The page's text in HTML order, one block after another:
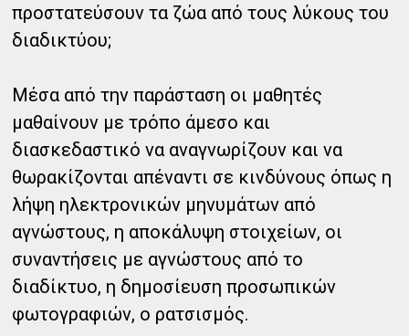
προστατεύσουν τα ζώα από τους λύκους του
διαδικτύου;
Μέσα από την παράσταση οι μαθητές
μαθαίνουν με τρόπο άμεσο και
διασκεδαστικό να αναγνωρίζουν και να
θωρακίζονται απέναντι σε κινδύνους όπως η
λήψη ηλεκτρονικών μηνυμάτων από
αγνώστους, η αποκάλυψη στοιχείων, οι
συναντήσεις με αγνώστους από το
διαδίκτυο, η δημοσίευση προσωπικών
φωτογραφιών, ο ρατσισμός.